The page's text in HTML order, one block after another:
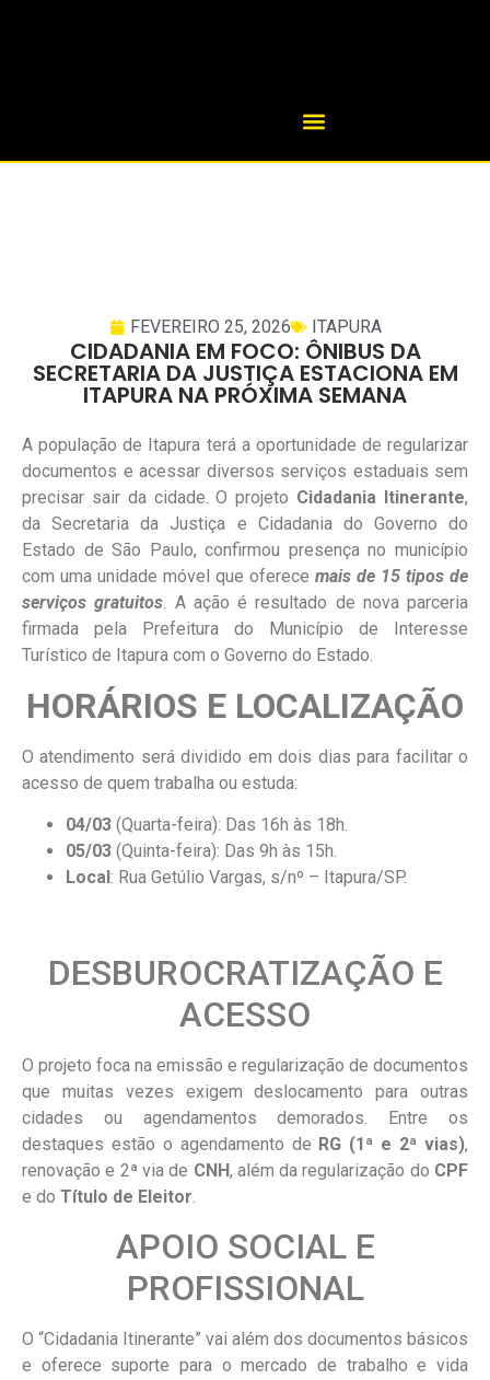
FEVEREIRO 25, 2026 ITAPURA
CIDADANIA EM FOCO: ÔNIBUS DA
SECRETARIA DA JUSTIÇA ESTACIONA EM
ITAPURA NA PRÓXIMA SEMANA
A população de Itapura terá a oportunidade de regularizar
documentos e acessar diversos serviços estaduais sem
precisar sair da cidade. O projeto Cidadania Itinerante,
da Secretaria da Justiça e Cidadania do Governo do
Estado de São Paulo, confirmou presença no município
com uma unidade móvel que oferece mais de 15 tipos de
serviços gratuitos. A ação é resultado de nova parceria
firmada pela Prefeitura do Município de Interesse
Turístico de Itapura com o Governo do Estado.
HORÁRIOS E LOCALIZAÇÃO
O atendimento será dividido em dois dias para facilitar o
acesso de quem trabalha ou estuda:
04/03 (Quarta-feira): Das 16h às 18h.
05/03 (Quinta-feira): Das 9h às 15h.
Local: Rua Getúlio Vargas, s/nº – Itapura/SP.
DESBUROCRATIZAÇÃO E
ACESSO
O projeto foca na emissão e regularização de documentos
que muitas vezes exigem deslocamento para outras
cidades ou agendamentos demorados. Entre os
destaques estão o agendamento de RG (1ª e 2ª vias),
renovação e 2ª via de CNH, além da regularização do CPF
e do Título de Eleitor.
APOIO SOCIAL E
PROFISSIONAL
O “Cidadania Itinerante” vai além dos documentos básicos
e oferece suporte para o mercado de trabalho e vida